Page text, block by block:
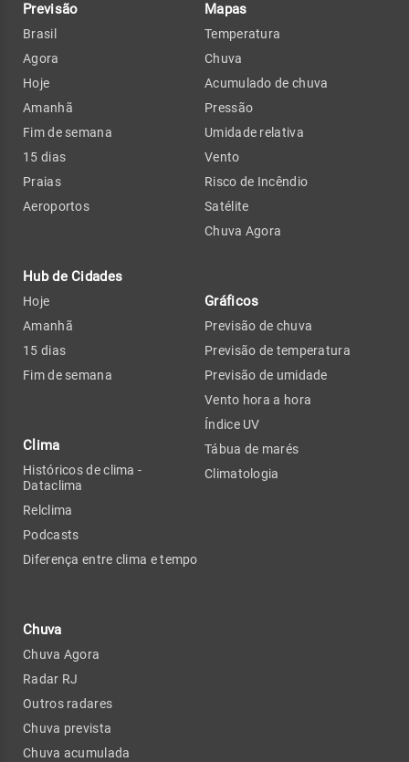
Previsão
Brasil
Agora
Hoje
Amanhã
Fim de semana
15 dias
Praias
Aeroportos
Hub de Cidades
Hoje
Amanhã
15 dias
Fim de semana
Clima
Históricos de clima -
Dataclima
Relclima
Podcasts
Diferença entre clima e tempo
Chuva
Chuva Agora
Radar RJ
Outros radares
Chuva prevista
Chuva acumulada
Mapas
Temperatura
Chuva
Acumulado de chuva
Pressão
Umidade relativa
Vento
Risco de Incêndio
Satélite
Chuva Agora
Gráficos
Previsão de chuva
Previsão de temperatura
Previsão de umidade
Vento hora a hora
Índice UV
Tábua de marés
Climatologia